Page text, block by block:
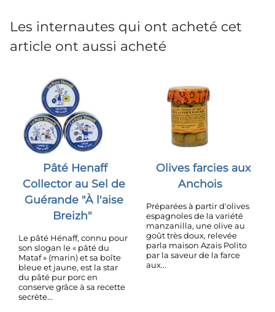
Les internautes qui ont acheté cet
article ont aussi acheté
Pâté Henaff
Collector au Sel de
Guérande "À l'aise
Breizh"
Le pâté Hénaff, connu pour
son slogan le « pâté du
Mataf » (marin) et sa boîte
bleue et jaune, est la star
du pâté pur porc en
conserve grâce à sa recette
secrète...
Olives farcies aux
Anchois
Préparées à partir d'olives
espagnoles de la variété
manzanilla, une olive au
goût très doux, relevée
parla maison Azais Polito
par la saveur de la farce
aux...